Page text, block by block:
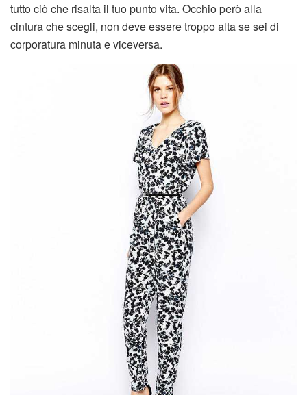
tutto ciò che risalta il tuo punto vita. Occhio però alla
cintura che scegli, non deve essere troppo alta se sei di
corporatura minuta e viceversa.